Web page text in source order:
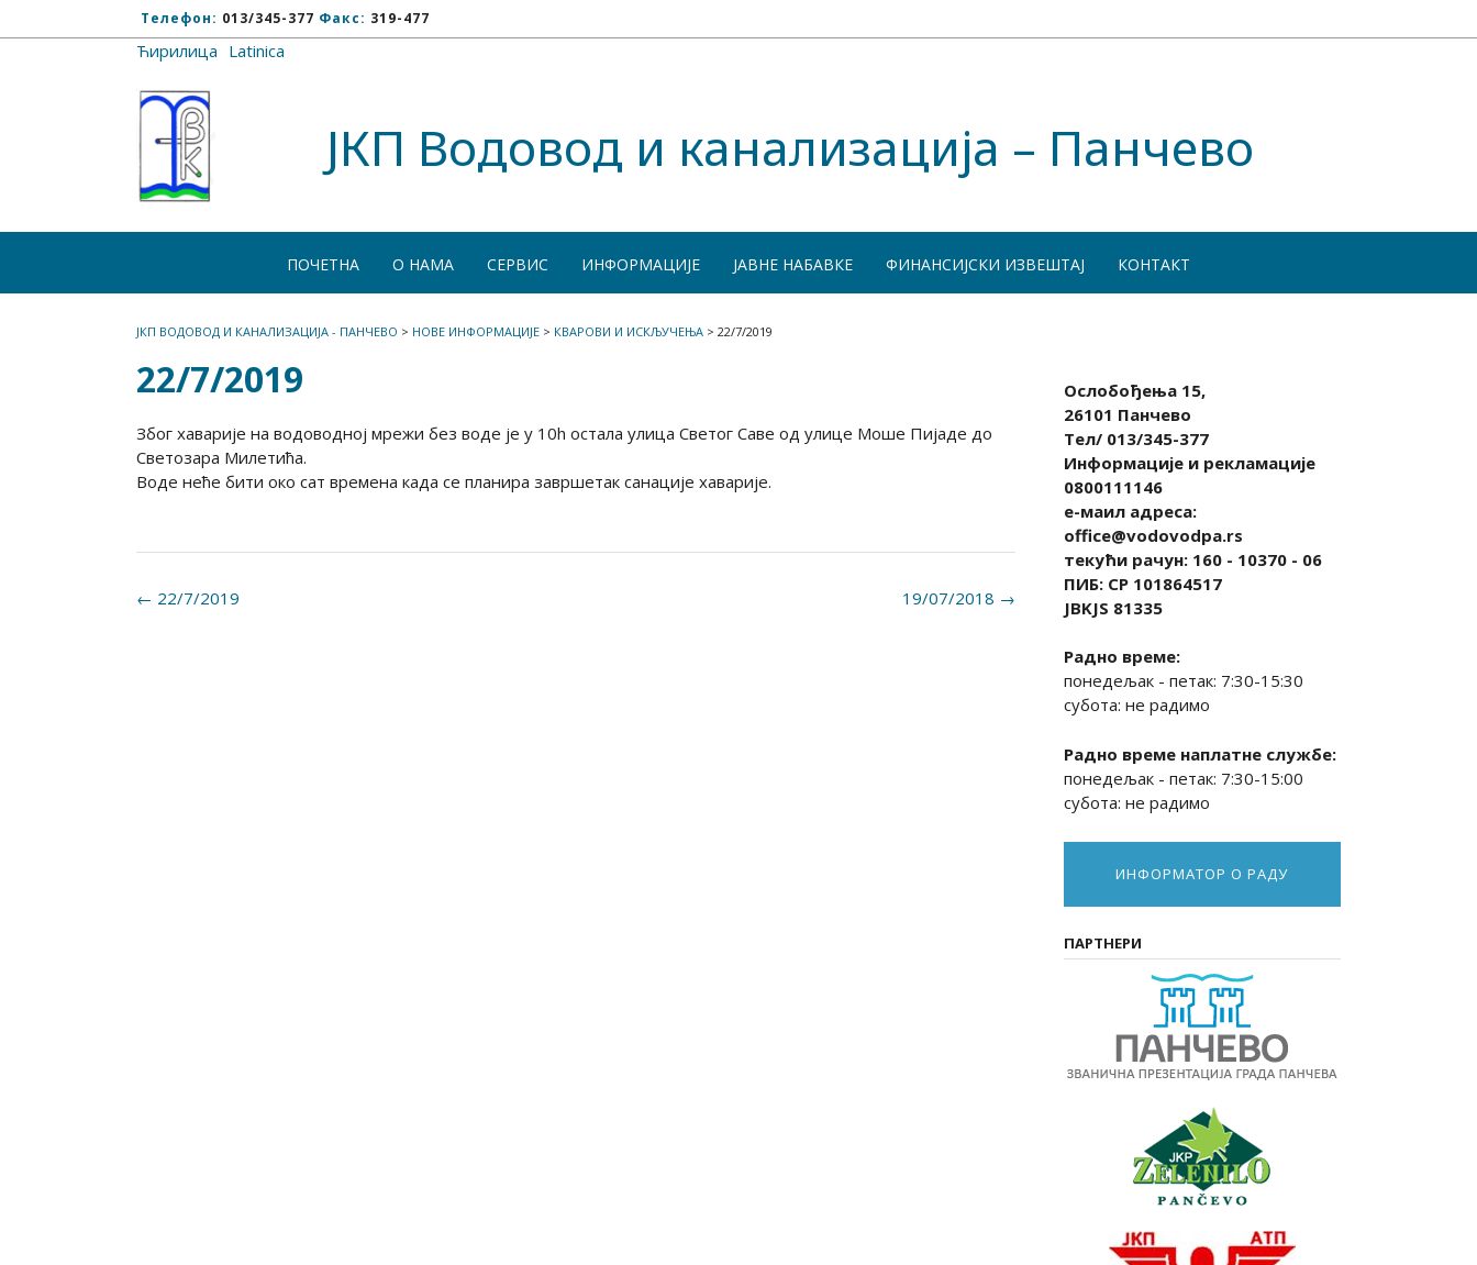
Телефон: 013/345-377 Факс: 319-477
Ћирилица Latinica
ЈКП Водовод и канализација – Панчево
ПОЧЕТНА О НАМА СЕРВИС ИНФОРМАЦИЈЕ ЈАВНЕ НАБАВКЕ ФИНАНСИЈСКИ ИЗВЕШТАЈ КОНТАКТ
ЈКП ВОДОВОД И КАНАЛИЗАЦИЈА - ПАНЧЕВО > НОВЕ ИНФОРМАЦИЈЕ > КВАРОВИ И ИСКЉУЧЕЊА > 22/7/2019
22/7/2019
Због хаварије на водоводној мрежи без воде је у 10h остала улица Светог Саве од улице Моше Пијаде до
Светозара Милетића.
Воде неће бити око сат времена када се планира завршетак санације хаварије.
Post 19/07/2018 →
← 22/7/2019
Ослобођења 15,
26101 Панчево
Тел/ 013/345-377
Информације и рекламације
0800111146
е-маил адреса:
office@vodovodpa.rs
текући рачун: 160 - 10370 - 06
ПИБ: СР 101864517
JBKJS 81335
Радно време:
понедељак - петак: 7:30-15:30
субота: не радимо
Радно време наплатне службе:
понедељак - петак: 7:30-15:00
субота: не радимо
ИНФОРМАТОР О РАДУ
ПАРТНЕРИ